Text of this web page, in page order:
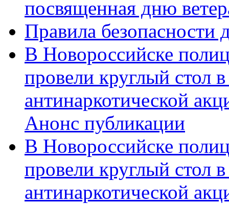
посвященная дню
Правила безопасности
В Новороссийске
провели круглый стол
антинаркотической
Анонс публикации
В Новороссийске
провели круглый стол
антинаркотической